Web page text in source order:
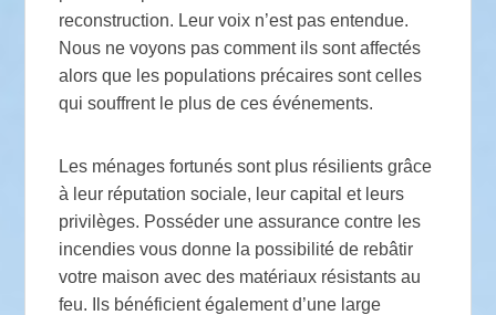
reconstruction. Leur voix n’est pas entendue.
Nous ne voyons pas comment ils sont affectés
alors que les populations précaires sont celles
qui souffrent le plus de ces événements.
Les ménages fortunés sont plus résilients grâce
à leur réputation sociale, leur capital et leurs
privilèges. Posséder une assurance contre les
incendies vous donne la possibilité de rebâtir
votre maison avec des matériaux résistants au
feu. Ils bénéficient également d’une large